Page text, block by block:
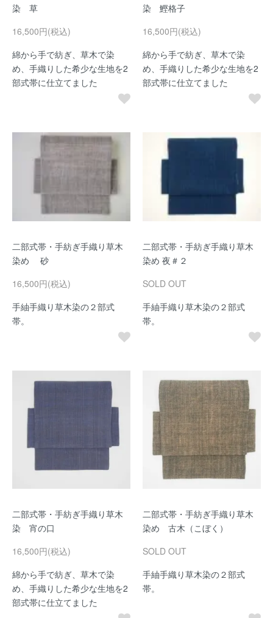
染 草
16,500円(税込)
綿から手で紡ぎ、草木で染
め、手織りした希少な生地を2
部式帯に仕立てました
染 鰹格子
16,500円(税込)
綿から手で紡ぎ、草木で染
め、手織りした希少な生地を2
部式帯に仕立てました
二部式帯・手紡ぎ手織り草木
染め 砂
16,500円(税込)
手紬手織り草木染の２部式
帯。
二部式帯・手紡ぎ手織り草木
染め 夜＃２
SOLD OUT
手紬手織り草木染の２部式
帯。
二部式帯・手紡ぎ手織り草木
染 宵の口
16,500円(税込)
綿から手で紡ぎ、草木で染
め、手織りした希少な生地を2
部式帯に仕立てました
二部式帯・手紡ぎ手織り草木
染め 古木（こぼく）
SOLD OUT
手紬手織り草木染の２部式
帯。